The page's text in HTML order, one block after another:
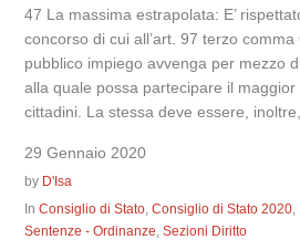
47 La massima estrapolata: E’
concorso di cui all’art. 97 terzo comma
pubblico impiego avvenga per mezzo
alla quale possa partecipare il
cittadini. La stessa deve essere,
29 Gennaio 2020
by D'Isa
InConsiglio di Stato,Consiglio di Stato 2020,
Sentenze - Ordinanze,Sezioni Diritto